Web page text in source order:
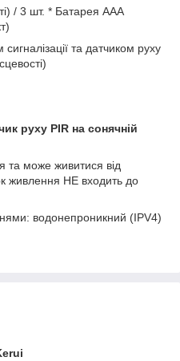
/ 3 шт. * Батарея AAA
та датчиком руху
руху PIR на сонячній
та може живитися від
живлення НЕ входить до
водонепроникний (IPV4)